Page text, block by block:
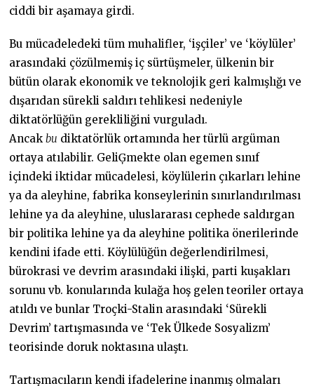
ciddi bir aşamaya girdi.
Bu mücadeledeki tüm muhalifler, ‘işçiler’ ve ‘köylüler’
arasındaki çözülmemiş iç sürtüşmeler, ülkenin bir
bütün olarak ekonomik ve teknolojik geri kalmışlığı ve
dışarıdan sürekli saldırı tehlikesi nedeniyle
diktatörlüğün gerekliliğini vurguladı.
Ancakbu diktatörlük ortamında her türlü argüman
ortaya atılabilir. GeliĢmekte olan egemen sınıf
içindeki iktidar mücadelesi, köylülerin çıkarları lehine
ya da aleyhine, fabrika konseylerinin sınırlandırılması
lehine ya da aleyhine, uluslararası cephede saldırgan
bir politika lehine ya da aleyhine politika önerilerinde
kendini ifade etti. Köylülüğün değerlendirilmesi,
bürokrasi ve devrim arasındaki ilişki, parti kuşakları
sorunu vb. konularında kulağa hoş gelen teoriler ortaya
atıldı ve bunlar Troçki-Stalin arasındaki ‘Sürekli
Devrim’ tartışmasında ve ‘Tek Ülkede Sosyalizm’
teorisinde doruk noktasına ulaştı.
Tartışmacıların kendi ifadelerine inanmış olmaları